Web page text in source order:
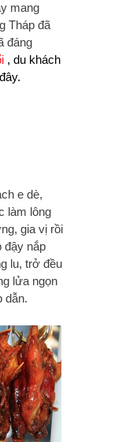
mang
Tháp đã
đáng
, du khách
e dè,
làm lông
gia vị rồi
đậy nắp
lu, trở đều
lửa ngọn
dẫn.